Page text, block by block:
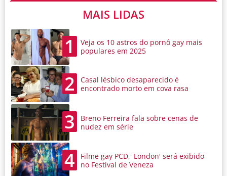
MAIS LIDAS
1
Veja os 10 astros do pornô gay mais
populares em 2025
2
Casal lésbico desaparecido é
encontrado morto em cova rasa
3
Breno Ferreira fala sobre cenas de
nudez em série
4
Filme gay PCD, 'London' será exibido
no Festival de Veneza